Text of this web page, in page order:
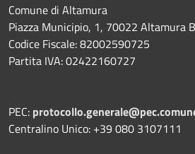
Comune di Altamura
Piazza Municipio, 1, 70022 Altamura
Codice Fiscale: 82002590725
Partita IVA: 02422160727
PEC:
Centralino Unico: +39 080 3107111